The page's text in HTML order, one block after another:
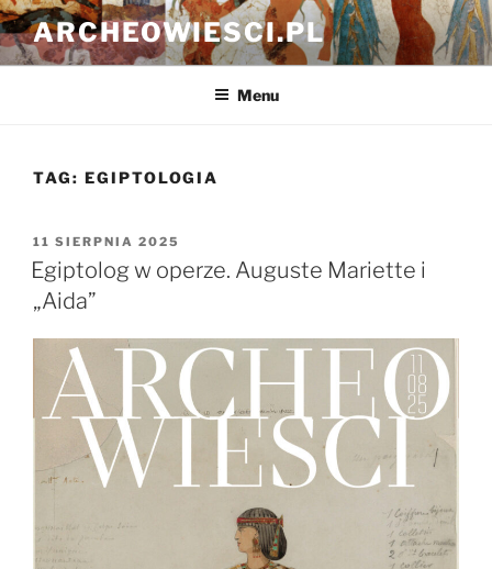
Przejdź
do
treści
ARCHEOWIESCI.PL
Menu
TAG: EGIPTOLOGIA
OPUBLIKOWANE
W
11 SIERPNIA 2025
Egiptolog w operze. Auguste Mariette i
„Aida”